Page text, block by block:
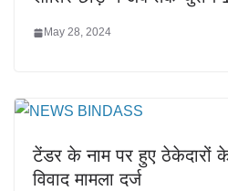
May 28, 2024
टेंडर के नाम पर हुए ठेकेदारों
विवाद मामला दर्ज